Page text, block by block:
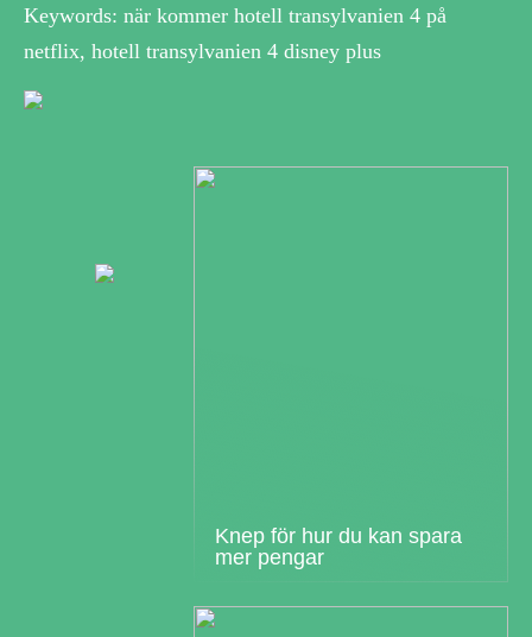
Keywords: när kommer hotell transylvanien 4 på
netflix, hotell transylvanien 4 disney plus
Knep för hur du kan spara
mer pengar